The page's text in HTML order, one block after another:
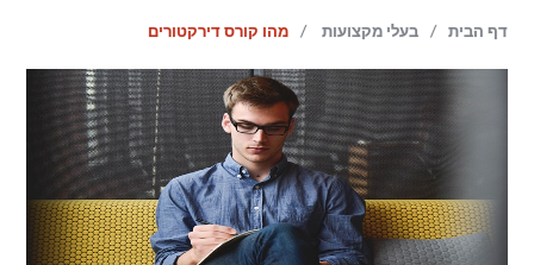
דף הבית / בעלי מקצועות / מהו קורס דירקטורים